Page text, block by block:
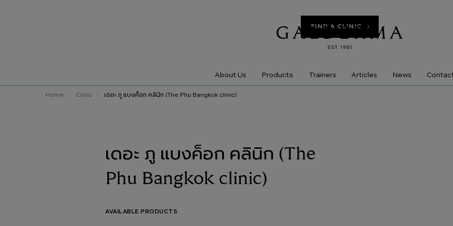
FIND A CLINIC
About Us Products Trainers Articles News
Home Clinic เดอะ ภู แบงค็อก คลินิก (The Phu Bangkok clinic)
เดอะ ภู แบงค็อก คลินิก (The
Phu Bangkok clinic)
AVAILABLE PRODUCTS